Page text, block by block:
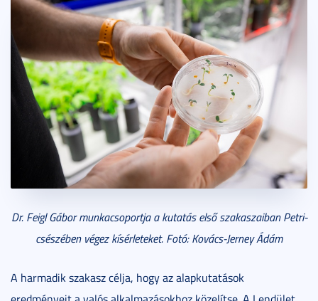
Dr. Feigl Gábor munkacsoportja a kutatás első szakaszaiban Petri-
csészében végez kísérleteket. Fotó: Kovács-Jerney Ádám
A harmadik szakasz célja, hogy az alapkutatások